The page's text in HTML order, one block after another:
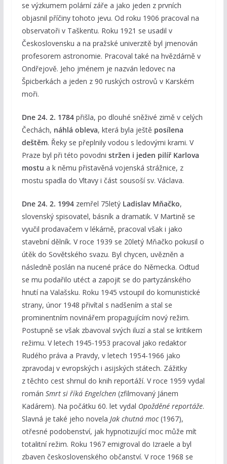
se výzkumem polární záře a jako jeden z prvních
objasnil příčiny tohoto jevu. Od roku 1906 pracoval na
observatoři v Taškentu. Roku 1921 se usadil v
Československu a na pražské univerzitě byl jmenován
profesorem astronomie. Pracoval také na hvězdárně v
Ondřejově. Jeho jménem je nazván ledovec na
Špicberkách a jeden z 90 ruských ostrovů v Karském
moři.
Dne 24. 2. 1784přišla, po dlouhé sněživé zimě v celých
Čechách, náhlá obleva, která byla ještě posílena
deštěm. Řeky se přeplnily vodou s ledovými krami. V
Praze byl při této povodni stržen i jeden pilíř Karlova
mostu a k němu přistavěná vojenská strážnice, z
mostu spadla do Vltavy i část sousoší sv. Václava.
Dne 24. 2. 1994zemřel 75letý Ladislav Mňačko,
slovenský spisovatel, básník a dramatik. V Martině se
vyučil prodavačem v lékárně, pracoval však i jako
stavební dělník. V roce 1939 se 20letý Mňačko pokusil o
útěk do Sovětského svazu. Byl chycen, uvězněn a
následně poslán na nucené práce do Německa. Odtud
se mu podařilo utéct a zapojit se do partyzánského
hnutí na Valašsku. Roku 1945 vstoupil do komunistické
strany, únor 1948 přivítal s nadšením a stal se
prominentním novinářem propagujícím nový režim.
Postupně se však zbavoval svých iluzí a stal se kritikem
režimu. V letech 1945-1953 pracoval jako redaktor
Rudého práva a Pravdy, v letech 1954-1966 jako
zpravodaj v evropských i asijských státech. Zážitky
z těchto cest shrnul do knih reportáží. V roce 1959 vydal
román Smrt si říká Engelchen(zfilmovaný Jánem
Kadárem). Na počátku 60. let vydal Opožděné reportáže.
Slavná je také jeho novela Jak chutná moc(1967),
otřesné podobenství, jak hypnotizující moc může mít
totalitní režim. Roku 1967 emigroval do Izraele a byl
zbaven československého občanství. V roce 1968 se